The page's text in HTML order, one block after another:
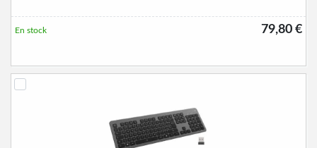
79,80 €
En stock